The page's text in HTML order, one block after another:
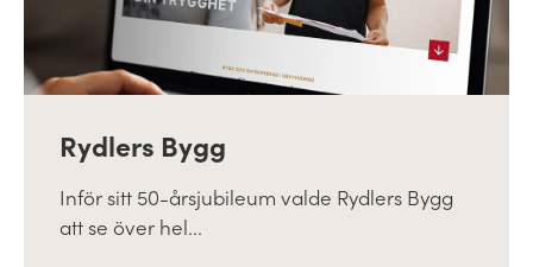
Rydlers Bygg
Inför sitt 50-årsjubileum valde Rydlers Bygg
att se över hel...